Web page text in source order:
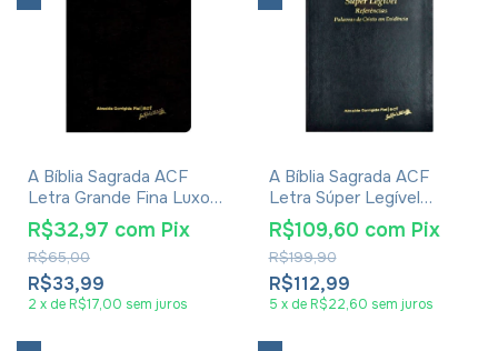
A Bíblia Sagrada ACF
Letra Grande Fina Luxo
Preta Com índice
R$33,99
R$65,00
R$32,97 com Pix
2 x de R$17,00 sem juros
A Bíblia Sagrada ACF
Letra Súper Legível
Referências Luxo Preta
R$112,99
R$199,90
R$109,60 com Pix
5 x de R$22,60 sem juros